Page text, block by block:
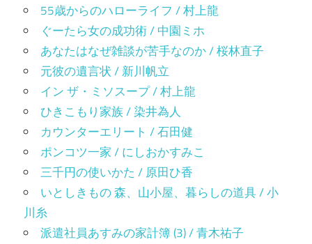
55歳からのハローライフ / 村上龍
ぐーたら女の成功術 / 中園ミホ
あなたはなぜ雑談が苦手なのか / 桜林直子
元彼の遺言状 / 新川帆立
イン ザ・ミソスープ / 村上龍
ひきこもり家族 / 染井為人
カウンターエリート / 石田健
ポンコツ一家 / にしおかすみこ
三千円の使いかた / 原田ひ香
いとしきもの 森、山小屋、暮らしの道具 / 小
川糸
派遣社員あすみの家計簿 (3) / 青木祐子